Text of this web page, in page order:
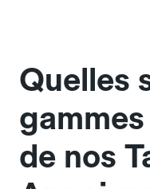
Quelles
de nos